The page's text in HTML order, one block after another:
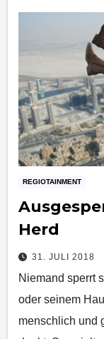
REGIOTAINMENT
Herd
31. JULI 2018
Niemand sperrt
oder seinem
menschlich und